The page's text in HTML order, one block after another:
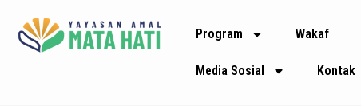
Program Wakaf
Media Sosial Kontak